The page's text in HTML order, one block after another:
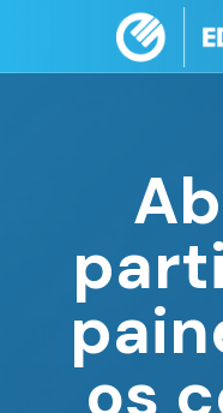
os